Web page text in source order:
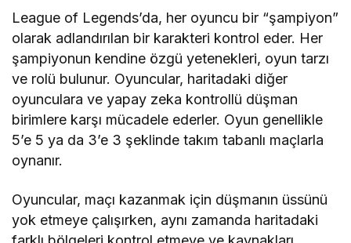
League of Legends’da, her oyuncu bir “şampiyon”
olarak adlandırılan bir karakteri kontrol eder. Her
şampiyonun kendine özgü yetenekleri, oyun tarzı
ve rolü bulunur. Oyuncular, haritadaki diğer
oyunculara ve yapay zeka kontrollü düşman
birimlere karşı mücadele ederler. Oyun genellikle
5’e 5 ya da 3’e 3 şeklinde takım tabanlı maçlarla
oynanır.
Oyuncular, maçı kazanmak için düşmanın üssünü
yok etmeye çalışırken, aynı zamanda haritadaki